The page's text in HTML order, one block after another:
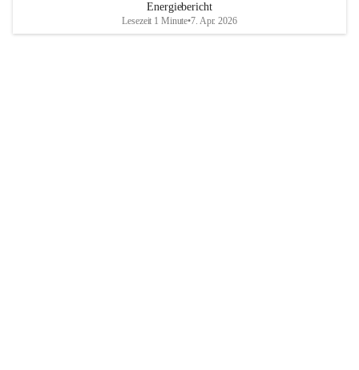
Energiebericht
Lesezeit 1 Minute•7. Apr. 2026